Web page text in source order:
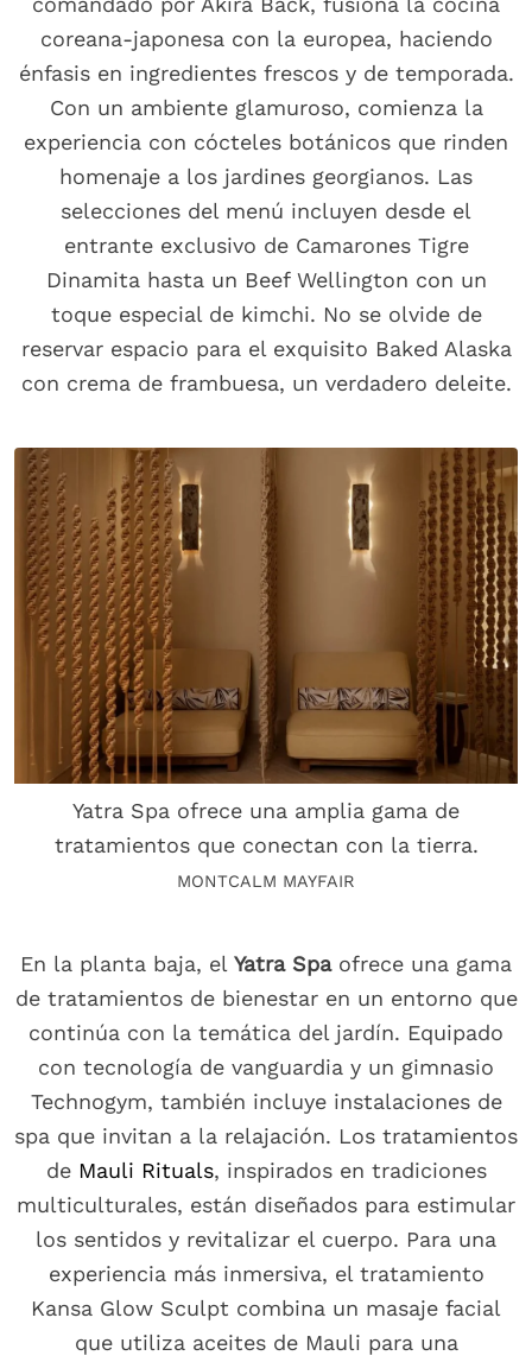
coreana-japonesa con la europea, haciendo
énfasis en ingredientes frescos y de temporada.
Con un ambiente glamuroso, comienza la
experiencia con cócteles botánicos que rinden
homenaje a los jardines georgianos. Las
selecciones del menú incluyen desde el
entrante exclusivo de Camarones Tigre
Dinamita hasta un Beef Wellington con un
toque especial de kimchi. No se olvide de
reservar espacio para el exquisito Baked Alaska
con crema de frambuesa, un verdadero deleite.
Yatra Spa ofrece una amplia gama de
tratamientos que conectan con la tierra.
MONTCALM MAYFAIR
En la planta baja, el Yatra Spaofrece una gama
de tratamientos de bienestar en un entorno que
continúa con la temática del jardín. Equipado
con tecnología de vanguardia y un gimnasio
Technogym, también incluye instalaciones de
spa que invitan a la relajación. Los tratamientos
de Mauli Rituals, inspirados en tradiciones
multiculturales, están diseñados para estimular
los sentidos y revitalizar el cuerpo. Para una
experiencia más inmersiva, el tratamiento
Kansa Glow Sculpt combina un masaje facial
que utiliza aceites de Mauli para una